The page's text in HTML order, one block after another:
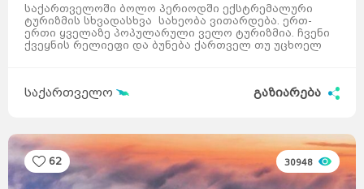
საქართველოში ბოლო პერიოდში ექსტრემალური
ტურიზმის სხვადასხვა სახეობა ვითარდება. ერთ-
ერთი ყველაზე პოპულარული ველო ტურიზმია. ჩვენი
ქვეყნის რელიეფი და ბუნება ქართველ თუ უცხოელ
საქართველო გაზიარება
62 30948